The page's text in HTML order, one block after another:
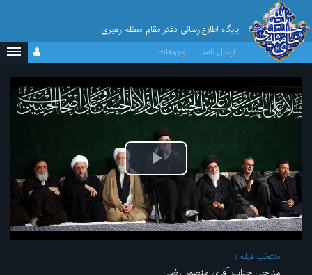
پایگاه اطلاع رسانی دفتر مقام معظم رهبری
ارسال نامه
وجوهات
پخش
ویدیو
منتخب فیلم